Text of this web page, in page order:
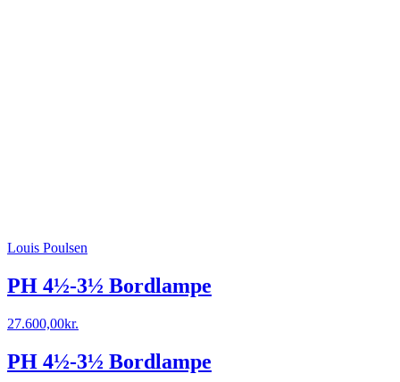
Louis Poulsen
PH 4½-3½ Bordlampe
27.600,00kr.
PH 4½-3½ Bordlampe